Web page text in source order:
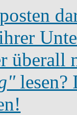
überall
lesen?